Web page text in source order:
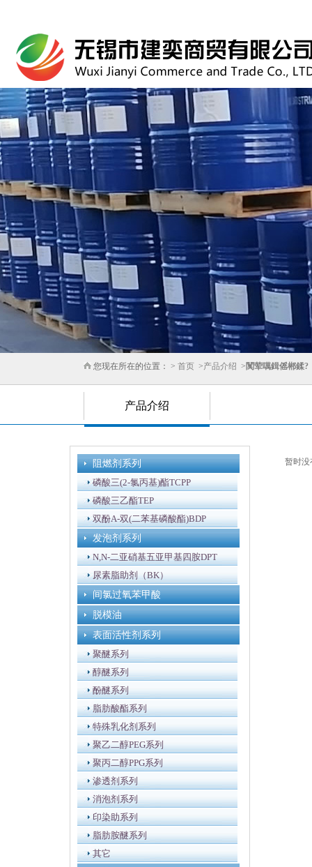
您现在所在的位置： > 首页 >产品介绍 > 闃荤噧鍓傜郴鍒?
产品介绍
阻燃剂系列
磷酸三(2-氯丙基)酯TCPP
磷酸三乙酯TEP
双酚A-双(二苯基磷酸酯)BDP
发泡剂系列
N,N-二亚硝基五亚甲基四胺DPT
尿素脂助剂（BK）
间氯过氧苯甲酸
脱模油
表面活性剂系列
聚醚系列
醇醚系列
酚醚系列
脂肪酸酯系列
特殊乳化剂系列
聚乙二醇PEG系列
聚丙二醇PPG系列
渗透剂系列
消泡剂系列
印染助系列
脂肪胺醚系列
其它
暂时没